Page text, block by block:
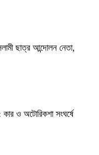
ছাত্র আন্দোলন নেতা,
ও অটোরিকশা সংঘর্ষে